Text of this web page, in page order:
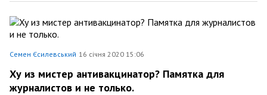
Семен Єсилевський 16 січня 2020 15:06
Ху из мистер антивакцинатор? Памятка для
журналистов и не только.